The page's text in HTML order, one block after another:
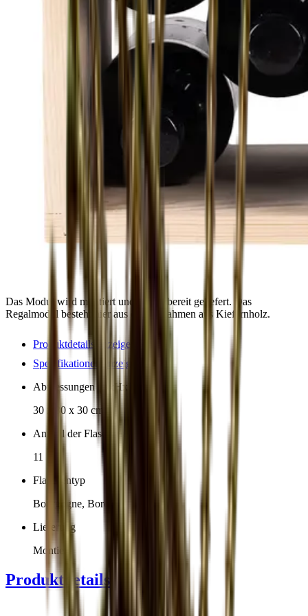
Das Modul wird montiert und einsatzbereit geliefert. Das
Regalmodul besteht hier aus einem Rahmen aus Kiefernholz.
Produktdetails anzeigen
Spezifikationen anzeigen
Abmessungen (BxHxT cm)
30 x 30 x 30 cm
Anzahl der Flaschen (Bordeaux)
11
Flaschentyp
Bourgogne, Bordeaux
Lieferung
Montiert
Produktdetails